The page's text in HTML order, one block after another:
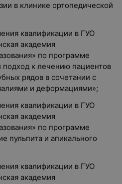
в клинике ортопедической
квалификации в ГУО
академия
по программе
к лечению пациентов
рядов в сочетании с
и деформациями»;
квалификации в ГУО
академия
по программе
пульпита и апикального
квалификации в ГУО
академия